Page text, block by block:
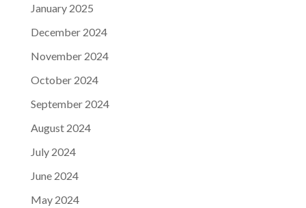
January 2025
December 2024
November 2024
October 2024
September 2024
August 2024
July 2024
June 2024
May 2024